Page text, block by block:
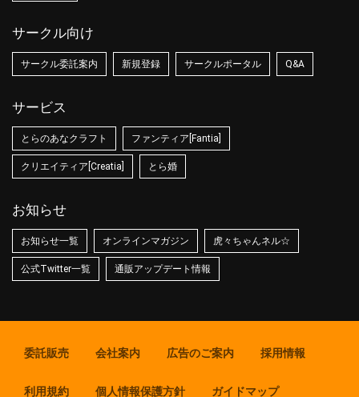
サークル向け
サークル委託案内 新規登録 サークルポータル Q&A
サービス
とらのあなクラフト ファンティア[Fantia]
クリエイティア[Creatia] とら婚
お知らせ
お知らせ一覧 オンラインマガジン 虎々ちゃんネル☆
公式Twitter一覧 通販アップデート情報
委託販売 会社案内 広告のご案内 採用情報
利用規約 個人情報保護方針 ガイドマップ